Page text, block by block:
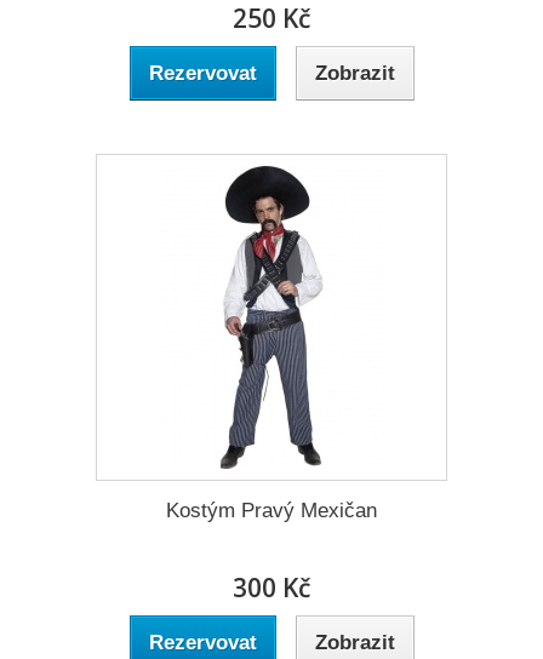
250 Kč
Rezervovat Zobrazit
Kostým Pravý Mexičan
300 Kč
Rezervovat Zobrazit